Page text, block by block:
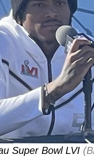
Super Bowl LVI